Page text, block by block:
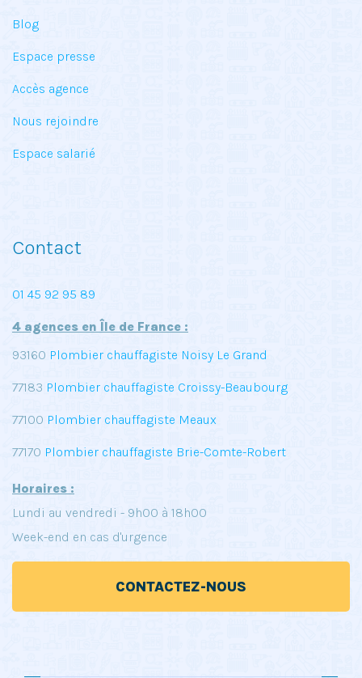
Blog
Espace presse
Accès agence
Nous rejoindre
Espace salarié
Contact
01 45 92 95 89
4 agences en Île de France :
93160 Plombier chauffagiste Noisy Le Grand
77183 Plombier chauffagiste Croissy-Beaubourg
77100 Plombier chauffagiste Meaux
77170 Plombier chauffagiste Brie-Comte-Robert
Horaires :
Lundi au vendredi - 9h00 à 18h00
Week-end en cas d'urgence
CONTACTEZ-NOUS